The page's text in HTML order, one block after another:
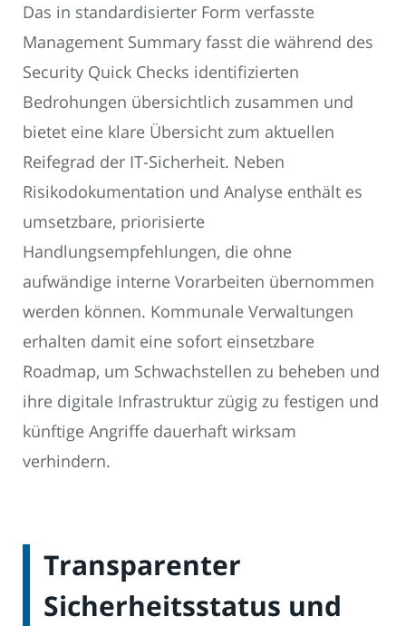
Das in standardisierter Form verfasste
Management Summary fasst die während des
Security Quick Checks identifizierten
Bedrohungen übersichtlich zusammen und
bietet eine klare Übersicht zum aktuellen
Reifegrad der IT-Sicherheit. Neben
Risikodokumentation und Analyse enthält es
umsetzbare, priorisierte
Handlungsempfehlungen, die ohne
aufwändige interne Vorarbeiten übernommen
werden können. Kommunale Verwaltungen
erhalten damit eine sofort einsetzbare
Roadmap, um Schwachstellen zu beheben und
ihre digitale Infrastruktur zügig zu festigen und
künftige Angriffe dauerhaft wirksam
verhindern.
Transparenter
Sicherheitsstatus und